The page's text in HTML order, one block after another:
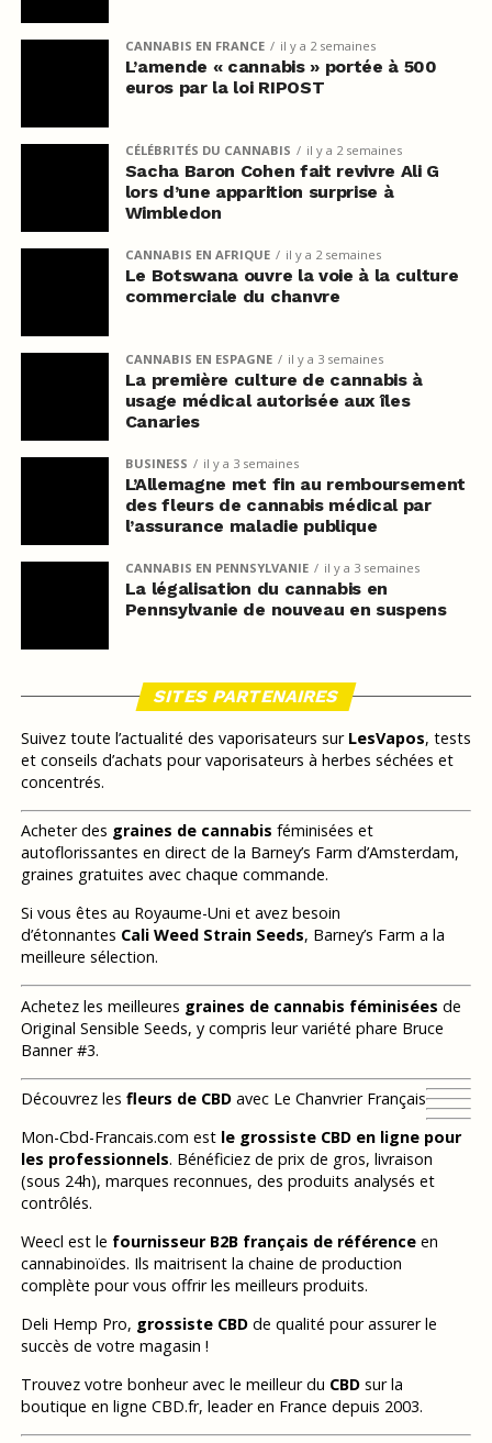
CANNABIS EN FRANCE il y a 2 semaines
L’amende « cannabis » portée à 500
euros par la loi RIPOST
CÉLÉBRITÉS DU CANNABIS il y a 2 semaines
Sacha Baron Cohen fait revivre Ali G
lors d’une apparition surprise à
Wimbledon
CANNABIS EN AFRIQUE il y a 2 semaines
Le Botswana ouvre la voie à la culture
commerciale du chanvre
CANNABIS EN ESPAGNE il y a 3 semaines
La première culture de cannabis à
usage médical autorisée aux îles
Canaries
BUSINESS il y a 3 semaines
L’Allemagne met fin au remboursement
des fleurs de cannabis médical par
l’assurance maladie publique
CANNABIS EN PENNSYLVANIE il y a 3 semaines
La légalisation du cannabis en
Pennsylvanie de nouveau en suspens
SITES PARTENAIRES
Suivez toute l’actualité des vaporisateurs sur LesVapos, tests
et conseils d’achats pour vaporisateurs à herbes séchées et
concentrés.
Acheter des graines de cannabis féminisées et
autoflorissantes en direct de la Barney’s Farm d’Amsterdam,
graines gratuites avec chaque commande.
Si vous êtes au Royaume-Uni et avez besoin
d’étonnantes Cali Weed Strain Seeds, Barney’s Farm a la
meilleure sélection.
Achetez les meilleures graines de cannabis féminisées de
Original Sensible Seeds, y compris leur variété phare Bruce
Banner #3.
Découvrez les fleurs de CBDavec Le Chanvrier Français
Mon-Cbd-Francais.com est le grossiste CBD en ligne pour
les professionnels. Bénéficiez de prix de gros, livraison
(sous 24h), marques reconnues, des produits analysés et
contrôlés.
Weecl est le fournisseur B2B français de référenceen
cannabinoïdes. Ils maitrisent la chaine de production
complète pour vous offrir les meilleurs produits.
Deli Hemp Pro, grossiste CBDde qualité pour assurer le
succès de votre magasin !
Trouvez votre bonheur avec le meilleur du CBDsur la
boutique en ligne CBD.fr, leader en France depuis 2003.